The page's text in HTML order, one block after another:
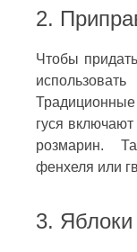
2.
Чтобы
гуся
розмарин.
фенхеля или
3.